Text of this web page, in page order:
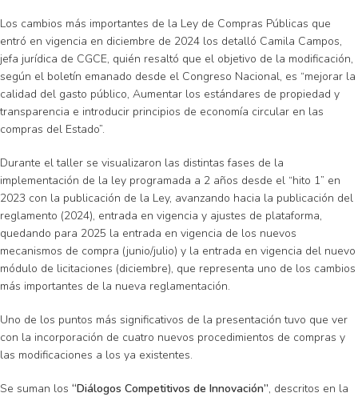
Los cambios más importantes de la Ley de Compras Públicas que
entró en vigencia en diciembre de 2024 los detalló Camila Campos,
jefa jurídica de CGCE, quién resaltó que el objetivo de la modificación,
según el boletín emanado desde el Congreso Nacional, es “mejorar la
calidad del gasto público, Aumentar los estándares de propiedad y
transparencia e introducir principios de economía circular en las
compras del Estado”.
Durante el taller se visualizaron las distintas fases de la
implementación de la ley programada a 2 años desde el “hito 1” en
2023 con la publicación de la Ley, avanzando hacia la publicación del
reglamento (2024), entrada en vigencia y ajustes de plataforma,
quedando para 2025 la entrada en vigencia de los nuevos
mecanismos de compra (junio/julio) y la entrada en vigencia del nuevo
módulo de licitaciones (diciembre), que representa uno de los cambios
más importantes de la nueva reglamentación.
Uno de los puntos más significativos de la presentación tuvo que ver
con la incorporación de cuatro nuevos procedimientos de compras y
las modificaciones a los ya existentes.
Se suman los “Diálogos Competitivos de Innovación”, descritos en la